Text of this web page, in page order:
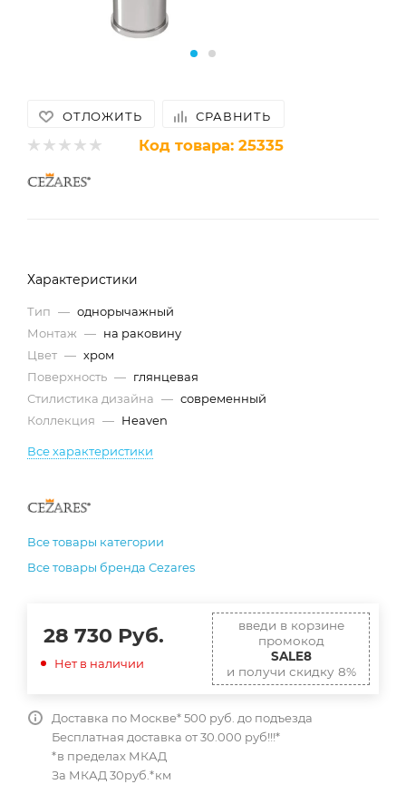
ОТЛОЖИТЬ СРАВНИТЬ
Код товара: 25335
Характеристики
Тип — однорычажный
Монтаж — на раковину
Цвет — хром
Поверхность — глянцевая
Стилистика дизайна — современный
Коллекция — Heaven
Все характеристики
Все товары категории
Все товары бренда Cezares
28 730 Руб.
Нет в наличии
введи в корзине
промокод
SALE8
и получи скидку 8%
Доставка по Москве* 500 руб. до подъезда
Бесплатная доставка от 30.000 руб!!!*
*в пределах МКАД
За МКАД 30руб.*км